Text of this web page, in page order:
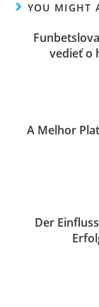
YOU MIGHT
vedieť o
A Melhor
Der